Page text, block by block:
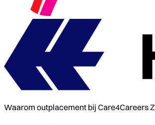
Waarom outplacement bij Care4Careers